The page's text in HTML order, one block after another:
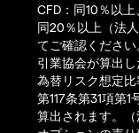
CFD：同10％以
同20％以上（法
てご確認くださ
引業協会が算出
為替リスク想定
第117条第31項第
算出されます。